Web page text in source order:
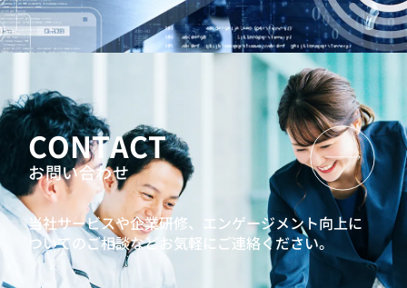
CONTACT
お問い合わせ
当社サービスや企業研修、エンゲージメント向上に
ついてのご相談などお気軽にご連絡ください。